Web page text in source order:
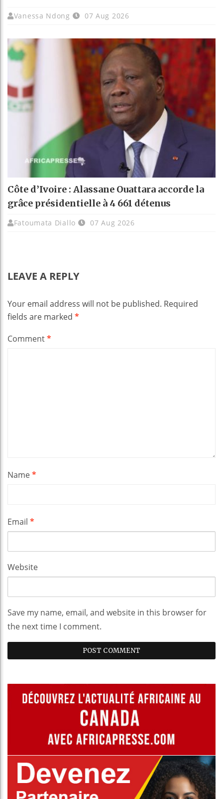
Vanessa Ndong 07 Aug 2026
Côte d’Ivoire : Alassane Ouattara accorde la
grâce présidentielle à 4 661 détenus
Fatoumata Diallo 07 Aug 2026
LEAVE A REPLY
Your email address will not be published. Required
fields are marked *
Comment*
Name*
Email *
Website
Save my name, email, and website in this browser for
the next time I comment.